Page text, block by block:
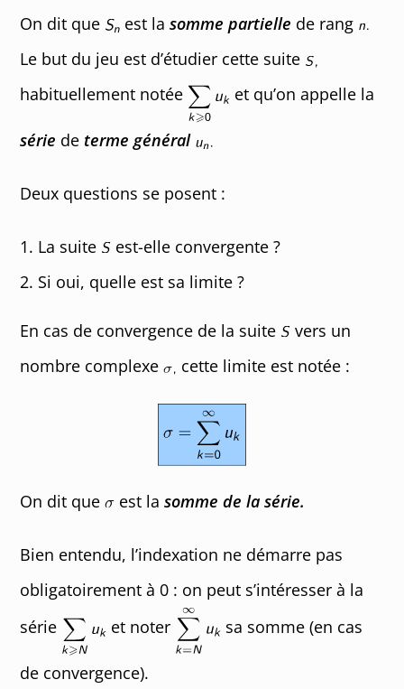
On dit que est lasomme partielle de rang
Le but du jeu est d’étudier cette suite
habituellement notée
et qu’on appelle la
série de terme général
Deux questions se posent :
La suite
est-elle convergente ?
Si oui, quelle est sa limite ?
En cas de convergence de la suite
vers un
nombre complexe
cette limite est notée :
On dit que est lasomme de la série.
Bien entendu, l’indexation ne démarre pas
obligatoirement à 0 : on peut s’intéresser à la
série
et noter sa somme (en cas
de convergence).